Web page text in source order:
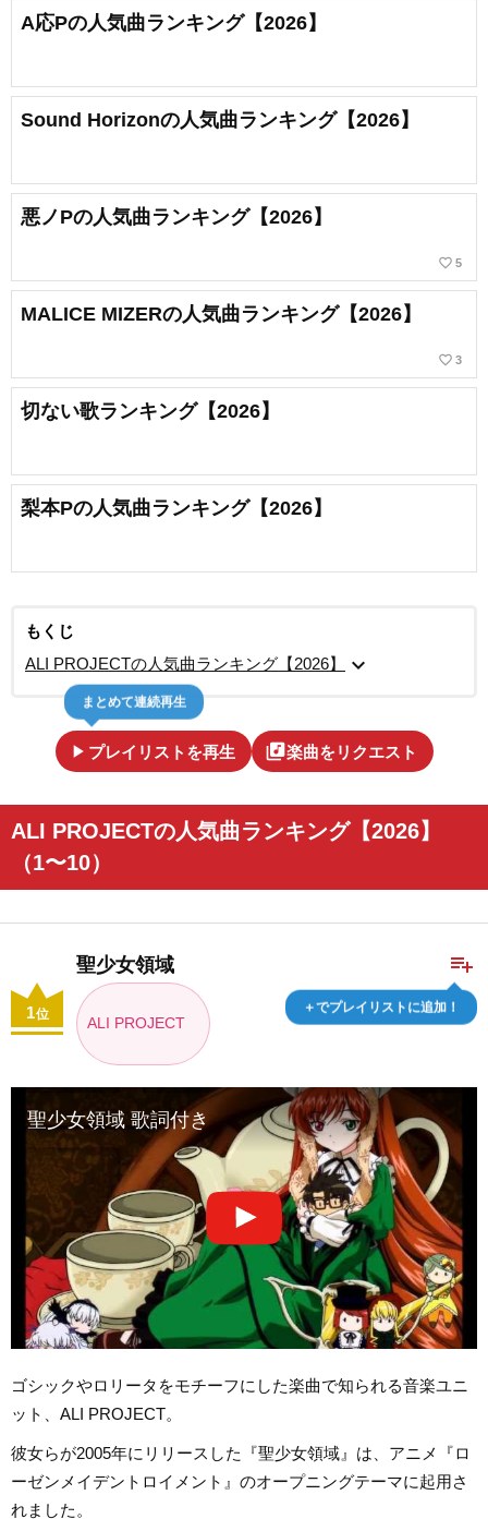
A応Pの人気曲ランキング【2026】
Sound Horizonの人気曲ランキング【2026】
悪ノPの人気曲ランキング【2026】
favorite_border 5
MALICE MIZERの人気曲ランキング【2026】
favorite_border 3
切ない歌ランキング【2026】
梨本Pの人気曲ランキング【2026】
もくじ
ALI PROJECTの人気曲ランキング【2026】
expand_more
play_arrow プレイリストを再生
まとめて連続再生
library_music楽曲をリクエスト
ALI PROJECTの人気曲ランキング【2026】
（1〜10）
playlist_add
＋でプレイリストに追加！
聖少女領域
ALI PROJECT
1位
聖少女領域 歌詞付き
ゴシックやロリータをモチーフにした楽曲で知られる音楽ユニ
ット、ALI PROJECT。
彼女らが2005年にリリースした『聖少女領域』は、アニメ『ロ
ーゼンメイデントロイメント』のオープニングテーマに起用さ
れました。